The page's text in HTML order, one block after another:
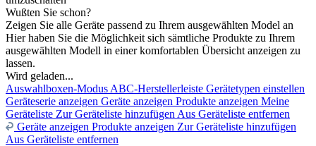
Wußten Sie schon?
Zeigen Sie alle Geräte passend zu Ihrem ausgewählten Model an
Hier haben Sie die Möglichkeit sich sämtliche Produkte zu Ihrem
ausgewählten Modell in einer komfortablen Übersicht anzeigen zu
lassen.
Wird geladen...
Auswahlboxen-Modus ABC-Herstellerleiste Gerätetypen einstellen
Geräteserie anzeigen Geräte anzeigen Produkte anzeigen Meine
Geräteliste Zur Geräteliste hinzufügen Aus Geräteliste entfernen
Geräte anzeigen Produkte anzeigen Zur Geräteliste hinzufügen
Aus Geräteliste entfernen